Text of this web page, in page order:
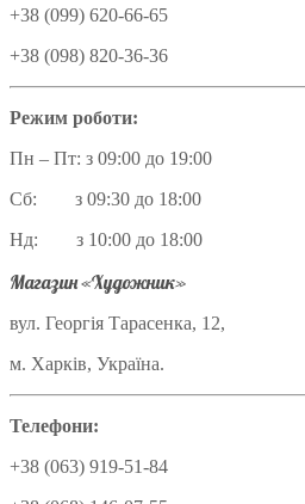
+38 (099) 620-66-65
+38 (098) 820-36-36
Режим роботи:
Пн – Пт: з 09:00 до 19:00
Сб: з 09:30 до 18:00
Нд: з 10:00 до 18:00
Магазин «Художник»
вул. Георгія Тарасенка, 12,
м. Харків, Україна.
Телефони:
+38 (063) 919-51-84